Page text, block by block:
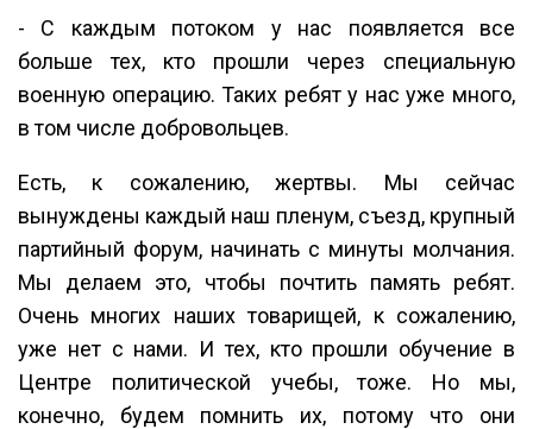
- С каждым потоком у нас появляется все
больше тех, кто прошли через специальную
военную операцию. Таких ребят у нас уже много,
в том числе добровольцев.
Есть, к сожалению, жертвы. Мы сейчас
вынуждены каждый наш пленум, съезд, крупный
партийный форум, начинать с минуты молчания.
Мы делаем это, чтобы почтить память ребят.
Очень многих наших товарищей, к сожалению,
уже нет с нами. И тех, кто прошли обучение в
Центре политической учебы, тоже. Но мы,
конечно, будем помнить их, потому что они